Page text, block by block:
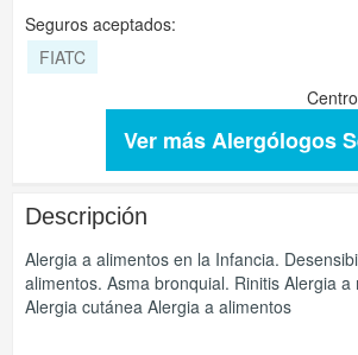
Seguros aceptados:
FIATC
Ver más Alergólogos
Descripción
Alergia a alimentos en la Infancia.
alimentos. Asma bronquial. Rinitis Alergia a
Alergia cutánea Alergia a alimentos